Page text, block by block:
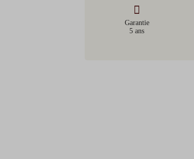
Garantie
5 ans